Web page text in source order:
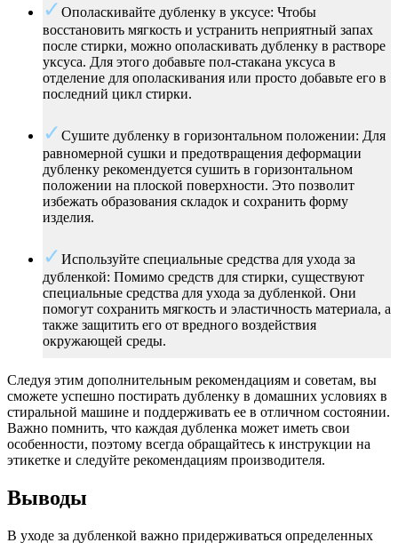
Ополаскивайте дубленку в уксусе: Чтобы
восстановить мягкость и устранить неприятный запах
после стирки, можно ополаскивать дубленку в растворе
уксуса. Для этого добавьте пол-стакана уксуса в
отделение для ополаскивания или просто добавьте его в
последний цикл стирки.
Сушите дубленку в горизонтальном положении: Для
равномерной сушки и предотвращения деформации
дубленку рекомендуется сушить в горизонтальном
положении на плоской поверхности. Это позволит
избежать образования складок и сохранить форму
изделия.
Используйте специальные средства для ухода за
дубленкой: Помимо средств для стирки, существуют
специальные средства для ухода за дубленкой. Они
помогут сохранить мягкость и эластичность материала, а
также защитить его от вредного воздействия
окружающей среды.
Следуя этим дополнительным рекомендациям и советам, вы
сможете успешно постирать дубленку в домашних условиях в
стиральной машине и поддерживать ее в отличном состоянии.
Важно помнить, что каждая дубленка может иметь свои
особенности, поэтому всегда обращайтесь к инструкции на
этикетке и следуйте рекомендациям производителя.
Выводы
В уходе за дубленкой важно придерживаться определенных